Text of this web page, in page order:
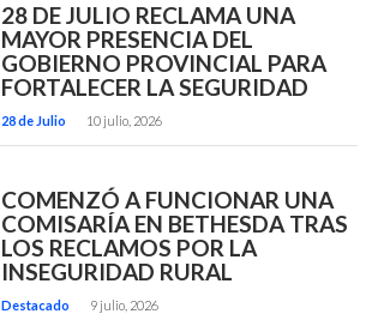
28 DE JULIO RECLAMA UNA
MAYOR PRESENCIA DEL
GOBIERNO PROVINCIAL PARA
FORTALECER LA SEGURIDAD
28 de Julio 10 julio, 2026
COMENZÓ A FUNCIONAR UNA
COMISARÍA EN BETHESDA TRAS
LOS RECLAMOS POR LA
INSEGURIDAD RURAL
Destacado 9 julio, 2026